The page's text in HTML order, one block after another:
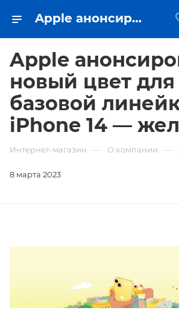
Apple анонсировала новый цвет для базовой линейки iPhone 14 — желтый - iЧехол
Apple
новый цвет для
базовой
iPhone 14 —
Интернет-магазин — О компании —
8 марта 2023